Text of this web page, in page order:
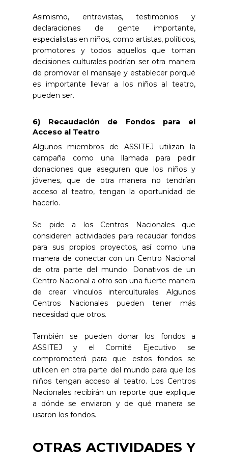
Asimismo, entrevistas, testimonios y
declaraciones de gente importante,
especialistas en niños, como artistas, políticos,
promotores y todos aquellos que toman
decisiones culturales podrían ser otra manera
de promover el mensaje y establecer porqué
es importante llevar a los niños al teatro,
pueden ser.
6) Recaudación de Fondos para el
Acceso al Teatro
Algunos miembros de ASSITEJ utilizan la
campaña como una llamada para pedir
donaciones que aseguren que los niños y
jóvenes, que de otra manera no tendrían
acceso al teatro, tengan la oportunidad de
hacerlo.
Se pide a los Centros Nacionales que
consideren actividades para recaudar fondos
para sus propios proyectos, así como una
manera de conectar con un Centro Nacional
de otra parte del mundo. Donativos de un
Centro Nacional a otro son una fuerte manera
de crear vínculos interculturales. Algunos
Centros Nacionales pueden tener más
necesidad que otros.
También se pueden donar los fondos a
ASSITEJ y el Comité Ejecutivo se
comprometerá para que estos fondos se
utilicen en otra parte del mundo para que los
niños tengan acceso al teatro. Los Centros
Nacionales recibirán un reporte que explique
a dónde se enviaron y de qué manera se
usaron los fondos.
OTRAS ACTIVIDADES Y